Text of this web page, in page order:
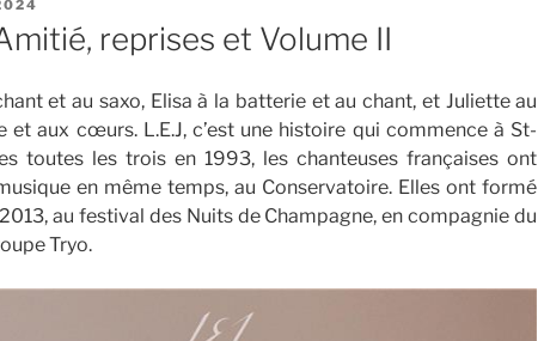
reprises et Volume II
et au saxo, Elisa à la batterie et au chant, et Juliette au
et aux cœurs. L.E.J, c’est une histoire qui commence à St-
toutes les trois en 1993, les chanteuses françaises ont
en même temps, au Conservatoire. Elles ont formé
au festival des Nuits de Champagne, en compagnie du
Tryo.